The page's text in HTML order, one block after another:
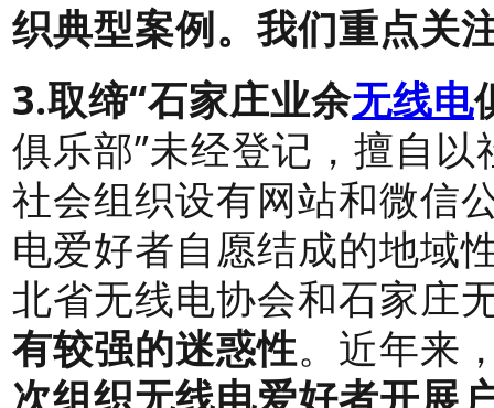
织典型案例。我们重点关
3.取缔“石家庄业余无线电
俱乐部”未经登记，擅自
社会组织设有网站和微信
电爱好者自愿结成的地域
北省无线电协会和石家庄
有较强的迷惑性。近年来
次组织无线电爱好者开展